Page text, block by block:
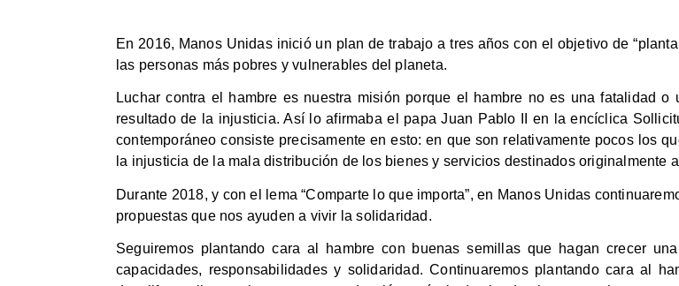
En 2016, Manos Unidas inició un plan de trabajo a tres años con el objetivo de
las personas más pobres y vulnerables del planeta.
Luchar contra el hambre es nuestra misión porque el hambre no es una fatalidad
resultado de la injusticia. Así lo afirmaba el papa Juan Pablo II en la encíclica
contemporáneo consiste precisamente en esto: en que son relativamente pocos los
la injusticia de la mala distribución de los bienes y servicios destinados originalmente a
Durante 2018, y con el lema “Comparte lo que importa”, en Manos Unidas
propuestas que nos ayuden a vivir la solidaridad.
Seguiremos plantando cara al hambre con buenas semillas que hagan crecer
capacidades, responsabilidades y solidaridad. Continuaremos plantando cara al